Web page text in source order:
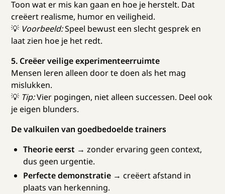
Toon wat er mis kan gaan en hoe je herstelt. Dat
creëert realisme, humor en veiligheid.
💡 Voorbeeld:Speel bewust een slecht gesprek en
laat zien hoe je het redt.
5. Creëer veilige experimenteerruimte
Mensen leren alleen door te doen als het mag
mislukken.
💡 Tip:Vier pogingen, niet alleen successen. Deel ook
je eigen blunders.
De valkuilen van goedbedoelde trainers
Theorie eerst → zonder ervaring geen context,
dus geen urgentie.
Perfecte demonstratie → creëert afstand in
plaats van herkenning.